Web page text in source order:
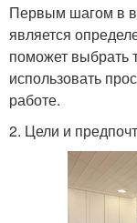
Первым шагом в
является
поможет выбрать
использовать
работе.
2. Цели и